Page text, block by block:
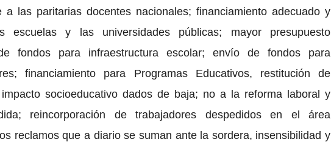
a las paritarias docentes nacionales; financiamiento adecuado y
escuelas y las universidades públicas; mayor presupuesto
fondos para infraestructura escolar; envío de fondos para
financiamiento para Programas Educativos, restitución de
socioeducativo dados de baja; no a la reforma laboral y
reincorporación de trabajadores despedidos en el área
reclamos que a diario se suman ante la sordera, insensibilidad y